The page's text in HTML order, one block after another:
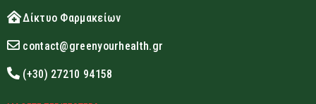
Δίκτυο Φαρμακείων
contact@greenyourhealth.gr
(+30) 27210 94158